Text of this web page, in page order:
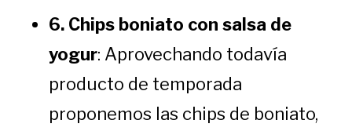
6. Chips boniato con salsa de
yogur: Aprovechando todavía
producto de temporada
proponemos las chips de boniato,